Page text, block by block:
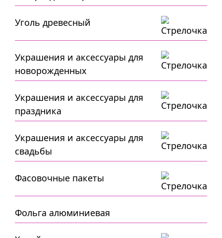
Уголь древесный
Украшения и аксессуары для
новорожденных
Украшения и аксессуары для
праздника
Украшения и аксессуары для
свадьбы
Фасовочные пакеты
Фольга алюминиевая